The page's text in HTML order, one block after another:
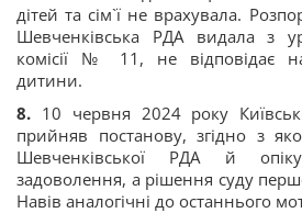
дітей та сім`ї не врахувала.
Шевченківська РДА видала з
комісії № 11, не відповідає
дитини.
8. 10 червня 2024 року
прийняв постанову, згідно з
Шевченківської РДА й
задоволення, а рішення суду
Навів аналогічні до останнього